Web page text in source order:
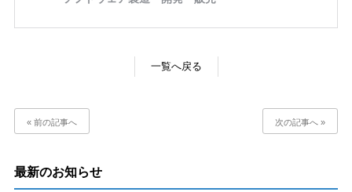
一覧へ戻る
« 前の記事へ 次の記事へ »
最新のお知らせ